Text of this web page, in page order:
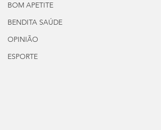
BOM APETITE
BENDITA SAÚDE
OPINIÃO
ESPORTE